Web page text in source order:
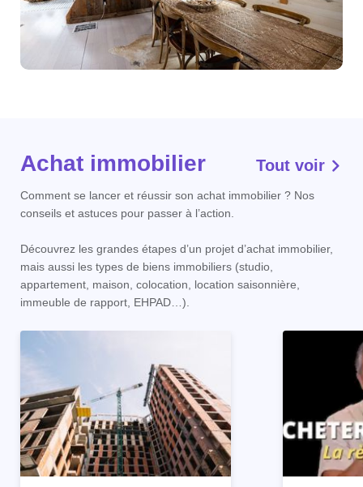
Achat immobilier Tout voir
Comment se lancer et réussir son achat immobilier ? Nos
conseils et astuces pour passer à l’action.
Découvrez les grandes étapes d’un projet d’achat immobilier,
mais aussi les types de biens immobiliers (studio,
appartement, maison, colocation, location saisonnière,
immeuble de rapport, EHPAD…).